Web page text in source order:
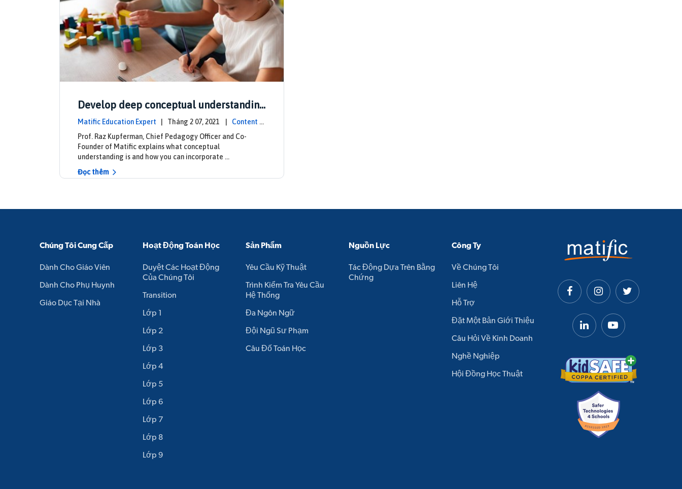
Develop deep conceptual understanding
in mathematics
Matific Education Expert | Tháng 2 07, 2021 | Content U
Prof. Raz Kupferman, Chief Pedagogy Officer and Co-
Founder of Matific explains what conceptual
understanding is and how you can incorporate …
Đọc thêm
Chúng Tôi Cung Cấp
Dành Cho Giáo Viên
Dành Cho Phụ Huynh
Giáo Dục Tại Nhà
Hoạt Động Toán Học
Duyệt Các Hoạt Động
Của Chúng Tôi
Transition
Lớp 1
Lớp 2
Lớp 3
Lớp 4
Lớp 5
Lớp 6
Lớp 7
Lớp 8
Lớp 9
Sản Phẩm
Yêu Cầu Kỹ Thuật
Trình Kiểm Tra Yêu Cầu
Hệ Thống
Đa Ngôn Ngữ
Đội Ngũ Sư Phạm
Câu Đố Toán Học
Nguồn Lực
Tác Động Dựa Trên Bằng
Chứng
Công Ty
Về Chúng Tôi
Liên Hệ
Hỗ Trợ
Đặt Một Bản Giới Thiệu
Câu Hỏi Về Kinh Doanh
Nghề Nghiệp
Hội Đồng Học Thuật